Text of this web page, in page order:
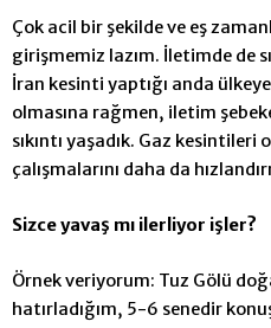
Çok acil bir şekilde ve eş
girişmemiz lazım. İletimde de
İran kesinti yaptığı anda
olmasına rağmen, iletim
sıkıntı yaşadık. Gaz kesintileri
çalışmalarını daha da
Sizce yavaş mı ilerliyor işler?
Örnek veriyorum: Tuz Gölü
hatırladığım, 5-6 senedir